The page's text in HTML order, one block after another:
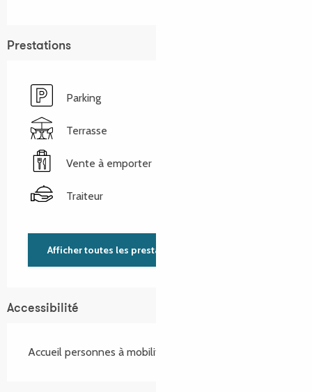
Prestations
Parking
Terrasse
Vente à emporter
Traiteur
Afficher toutes les prestations
Accessibilité
Accueil personnes à mobilité réduite